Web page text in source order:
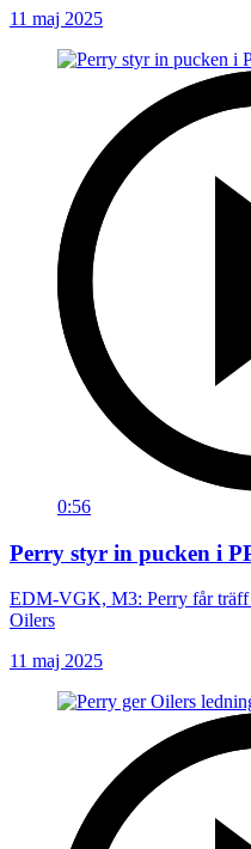
11 maj 2025
0:56
Perry styr in pucken i
EDM-VGK, M3: Perry får träff
Oilers
11 maj 2025